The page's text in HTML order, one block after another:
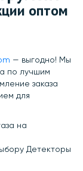
оптом
— выгодно! Мы
по лучшим
заказа
для
на
Детекторы